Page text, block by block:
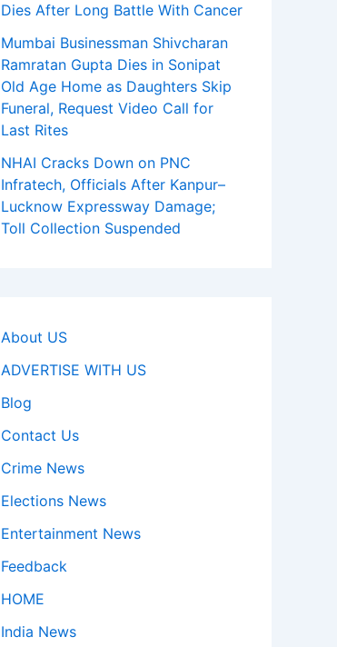
Dies After Long Battle With Cancer
Mumbai Businessman Shivcharan
Ramratan Gupta Dies in Sonipat
Old Age Home as Daughters Skip
Funeral, Request Video Call for
Last Rites
NHAI Cracks Down on PNC
Infratech, Officials After Kanpur–
Lucknow Expressway Damage;
Toll Collection Suspended
About US
ADVERTISE WITH US
Blog
Contact Us
Crime News
Elections News
Entertainment News
Feedback
HOME
India News